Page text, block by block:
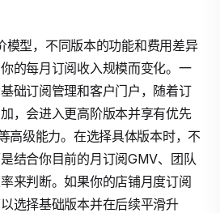
模型，不同版本的功能和费用差异
的每月订阅收入规模而变化。一
础订阅管理和客户门户，随着订
，会进入更高阶版本并享有优先
高级能力。在选择具体版本时，不
结合你目前的月订阅GMV、团队
来判断。如果你的店铺月度订阅
选择基础版本并在后续平滑升